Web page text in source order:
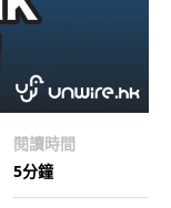
閱讀時間
5分鐘